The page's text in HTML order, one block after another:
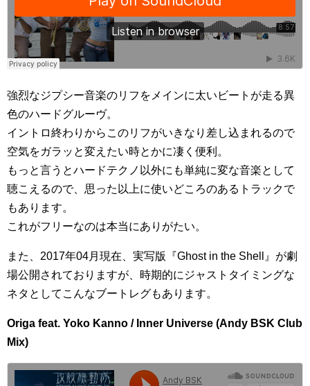
強烈なジプシー音楽のリフをメインに太いビートが走る異
色のハードグルーヴ。
イントロ終わりからこのリフがいきなり差し込まれるので
空気をガラッと変えたい時とかに凄く便利。
もっと言うとハードテクノ以外にも単純に変な音楽として
聴こえるので、思った以上に使いどころのあるトラックで
もあります。
これがフリーなのは本当にありがたい。
また、2017年04月現在、実写版『Ghost in the Shell』が劇
場公開されておりますが、時期的にジャストタイミングな
ネタとしてこんなブートレグもあります。
Origa feat. Yoko Kanno / Inner Universe (Andy BSK Club
Mix)